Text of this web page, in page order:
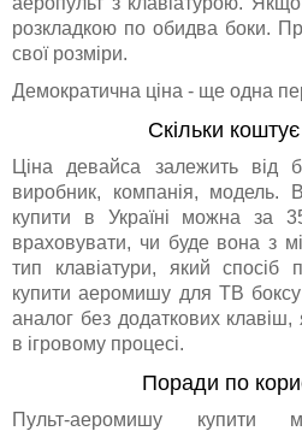
розкладкою по обидва боки.
свої розміри.
Демократична ціна - ще одна
Скільки
Ціна девайса залежить від
виробник, компанія, модель.
купити в Україні можна за
враховувати, чи буде вона з
тип клавіатури, який спосіб
купити аеромишу для ТВ
аналог без додаткових клавіш,
в ігровому процесі.
Поради по
Пульт-аеромишу купити